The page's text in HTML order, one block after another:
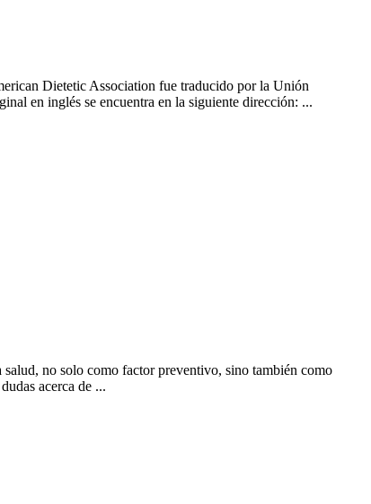
Dietetic Association fue traducido por la Unión
en inglés se encuentra en la siguiente dirección: ...
no solo como factor preventivo, sino también como
acerca de ...